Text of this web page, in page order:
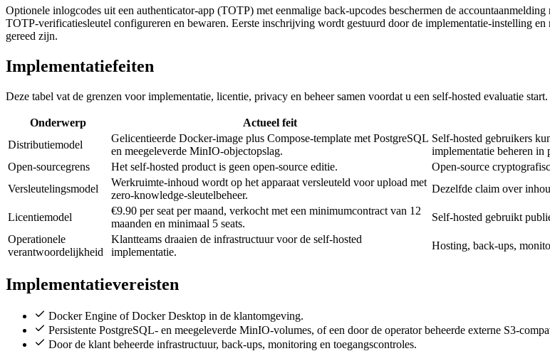
Optionele inlogcodes uit een authenticator-app (TOTP) met eenmalige back-upcodes beschermen de
TOTP-verificatiesleutel configureren en bewaren. Eerste inschrijving wordt gestuurd door de implementatie-instelling
gereed zijn.
Implementatiefeiten
Deze tabel vat de grenzen voor implementatie, licentie, privacy en beheer samen voordat u een self-hosted evaluatie start.
Onderwerp Actueel feit
Distributiemodel
Gelicentieerde Docker-image plus Compose-template met PostgreSQL
en meegeleverde MinIO-objectopslag.
Self-hosted gebruikers
implementatie beheren in
Open-sourcegrens
Het self-hosted product is geen open-source editie.
Open-source
Versleutelingsmodel
Werkruimte-inhoud wordt op het apparaat versleuteld voor upload met
zero-knowledge-sleutelbeheer.
Dezelfde claim over
Licentiemodel
€9.90 per seat per maand, verkocht met een minimumcontract van 12
maanden en minimaal 5 seats.
Self-hosted gebruikt
Operationele
verantwoordelijkheid
Klantteams draaien de infrastructuur voor de self-hosted
implementatie.
Hosting, back-ups,
Implementatievereisten
Docker Engine of Docker Desktop in de klantomgeving.
Persistente PostgreSQL- en meegeleverde MinIO-volumes, of een door de operator beheerde externe S3-
Door de klant beheerde infrastructuur, back-ups, monitoring en toegangscontroles.